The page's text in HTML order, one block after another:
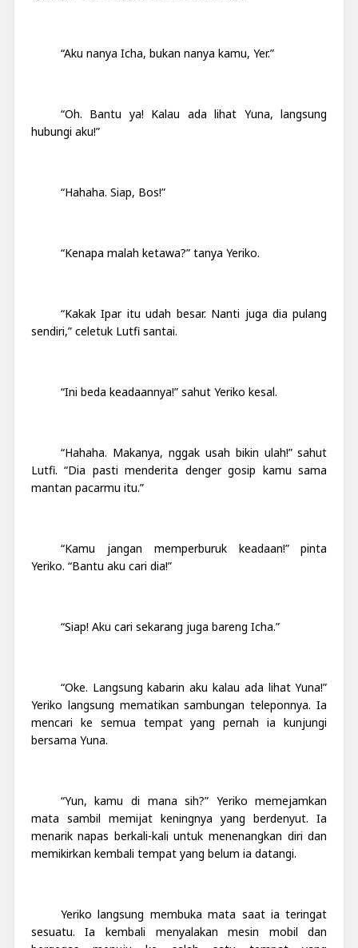
“Aku nanya Icha, bukan nanya kamu, Yer.”
“Oh. Bantu ya! Kalau ada lihat Yuna, langsung
hubungi aku!”
“Hahaha. Siap, Bos!”
“Kenapa malah ketawa?” tanya Yeriko.
“Kakak Ipar itu udah besar. Nanti juga dia pulang
sendiri,” celetuk Lutfi santai.
“Ini beda keadaannya!” sahut Yeriko kesal.
“Hahaha. Makanya, nggak usah bikin ulah!” sahut
Lutfi. “Dia pasti menderita denger gosip kamusama
mantan pacarmu itu.”
“Kamu jangan memperburuk keadaan!” pinta
Yeriko. “Bantu aku cari dia!”
“Siap! Aku cari sekarang juga bareng Icha.”
“Oke. Langsung kabarin aku kalau ada lihat Yuna!”
Yeriko langsung mematikan sambungan teleponnya. Ia
mencari ke semua tempat yang pernah ia kunjungi
bersama Yuna.
“Yun, kamu di mana sih?” Yeriko memejamkan
mata sambil memijat keningnya yang berdenyut. Ia
menarik napas berkali-kali untuk menenangkan diri dan
memikirkan kembali tempat yang belum ia datangi.
Yeriko langsung membuka mata saat ia teringat
sesuatu. Ia kembali menyalakan mesin mobil dan